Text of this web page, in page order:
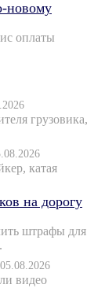
новому
оплаты
грузовика,
катая
на дорогу
штрафы для
05.08.2026
видео